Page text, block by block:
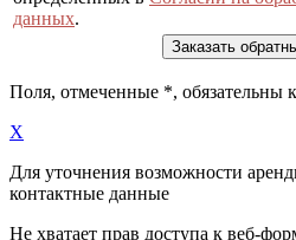
данных.
Поля, отмеченные *, обязательны
X
Для уточнения возможности
контактные данные
Не хватает прав доступа к веб-